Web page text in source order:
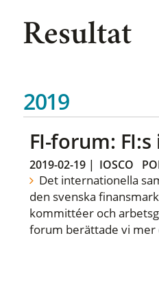
Resultat
2019
FI-forum:
2019-02-19| IOSCO
Det internationella
den svenska
kommittéer och
forum berättade vi